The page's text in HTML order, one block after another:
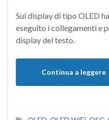
Sul display di tipo OLED
eseguito i collegamenti e
display del testo.
Continua a leggere